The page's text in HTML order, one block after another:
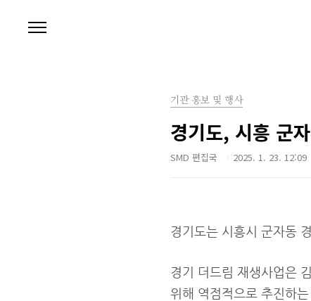
기관 홍보 및 행사
경기도, 시흥 군
SMD 편집국 2025. 1. 23. 12:09
경기도는 시흥시 군자동
경기 더드림 재생사업은
위해 역점적으로 추진하